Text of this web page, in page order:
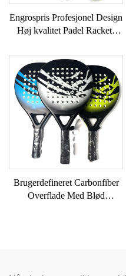
Engrospris Profesjonel Design
Høj kvalitet Padel Rackets
Brugerdefinerede Paddle
Rackets
Brugerdefineret Carbonfiber
Overflade Med Blød